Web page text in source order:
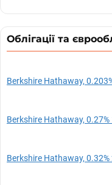
Облігації та
Berkshire Hathaway,
Berkshire Hathaway, 0.27%
Berkshire Hathaway, 0.32%